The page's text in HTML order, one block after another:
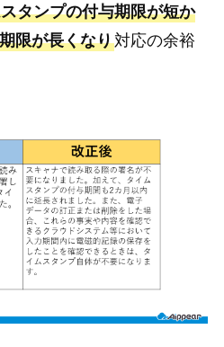
タンプの付与期限が短か
限が長くなり対応の余裕